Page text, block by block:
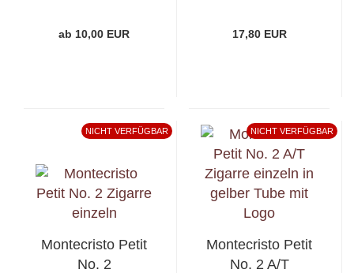
ab 10,00 EUR 17,80 EUR
NICHT VERFÜGBAR
Montecristo Petit
No. 2
NICHT VERFÜGBAR
Montecristo Petit
No. 2 A/T